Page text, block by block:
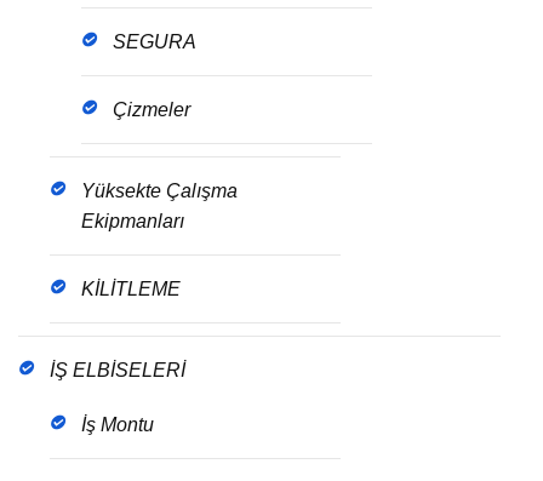
SEGURA
Çizmeler
Yüksekte Çalışma
Ekipmanları
KİLİTLEME
İŞ ELBİSELERİ
İş Montu